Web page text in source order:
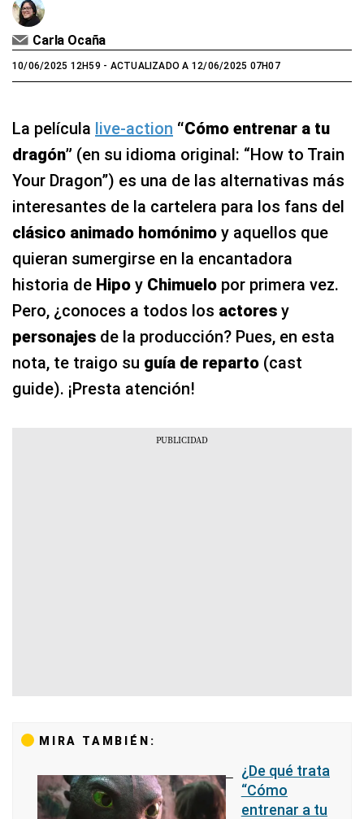
Carla Ocaña
10/06/2025 12H59 - ACTUALIZADO A 12/06/2025 07H07
La película live-action “Cómo entrenar a tu
dragón” (en su idioma original: “How to Train
Your Dragon”) es una de las alternativas más
interesantes de la cartelera para los fans del
clásico animado homónimo y aquellos que
quieran sumergirse en la encantadora
historia de Hipo y Chimuelo por primera vez.
Pero, ¿conoces a todos los actores y
personajes de la producción? Pues, en esta
nota, te traigo su guía de reparto (cast
guide). ¡Presta atención!
MIRA TAMBIÉN:
¿De qué trata
“Cómo
entrenar a tu